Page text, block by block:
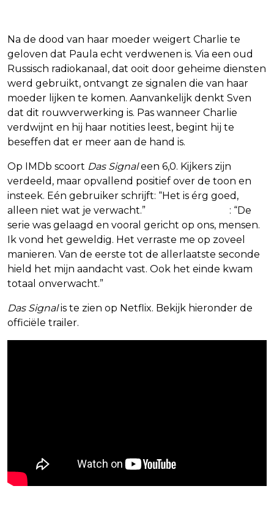
Na de dood van haar moeder weigert Charlie te
geloven dat Paula echt verdwenen is. Via een oud
Russisch radiokanaal, dat ooit door geheime diensten
werd gebruikt, ontvangt ze signalen die van haar
moeder lijken te komen. Aanvankelijk denkt Sven
dat dit rouwverwerking is. Pas wanneer Charlie
verdwijnt en hij haar notities leest, begint hij te
beseffen dat er meer aan de hand is.
Op IMDb scoort Das Signaleen 6,0. Kijkers zijn
verdeeld, maar opvallend positief over de toon en
insteek. Eén gebruiker schrijft: “Het is érg goed,
alleen niet wat je verwacht.”
: “De
serie was gelaagd en vooral gericht op ons, mensen.
Ik vond het geweldig. Het verraste me op zoveel
manieren. Van de eerste tot de allerlaatste seconde
hield het mijn aandacht vast. Ook het einde kwam
totaal onverwacht.”
Das Signalis te zien op Netflix. Bekijk hieronder de
officiële trailer.